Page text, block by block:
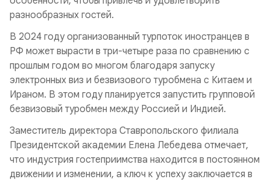
разнообразных гостей.
В 2024 году организованный турпоток иностранцев в
РФ может вырасти в три-четыре раза по сравнению с
прошлым годом во многом благодаря запуску
электронных виз и безвизового туробмена с Китаем и
Ираном. В этом году планируется запустить групповой
безвизовый туробмен между Россией и Индией.
Заместитель директора Ставропольского филиала
Президентской академии Елена Лебедева отмечает,
что индустрия гостеприимства находится в постоянном
движении и изменении, а ключ к успеху заключается в